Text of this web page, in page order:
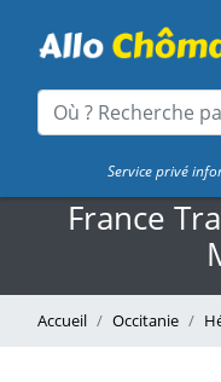
Service privé
France
Accueil Occitanie